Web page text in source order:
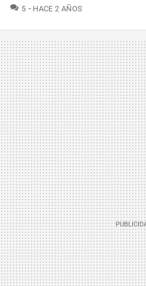
5 COMENTARIOS
HACE 2 AÑOS